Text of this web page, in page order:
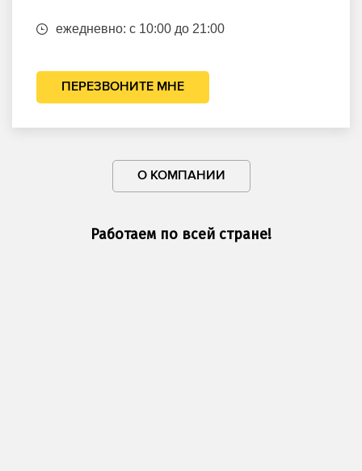
ежедневно: с 10:00 до 21:00
ПЕРЕЗВОНИТЕ МНЕ
О КОМПАНИИ
Работаем по всей стране!